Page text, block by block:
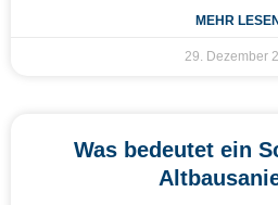
MEHR
29. Dezember
Was bedeutet ein